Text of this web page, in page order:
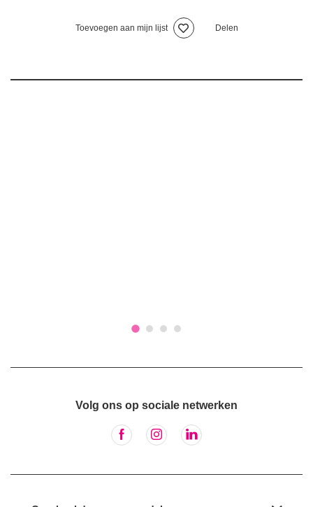
Toevoegen aan mijn lijst Delen
Volg ons op sociale netwerken